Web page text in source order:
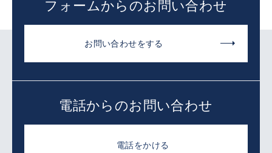
フォームからのお問い合わせ
お問い合わせをする
電話からのお問い合わせ
電話をかける